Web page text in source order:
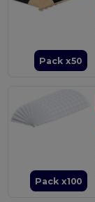
Pack x50
Pack x100